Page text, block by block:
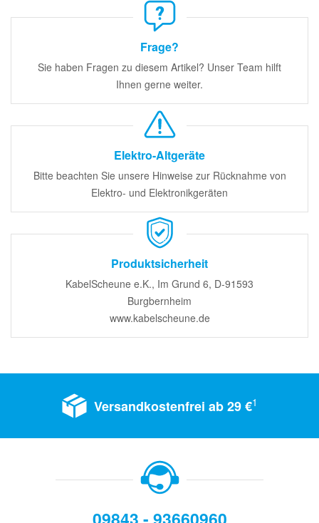
Frage?
Sie haben Fragen zu diesem Artikel? Unser Team hilft
Ihnen gerne weiter.
Elektro-Altgeräte
Bitte beachten Sie unsere Hinweise zur Rücknahme von
Elektro- und Elektronikgeräten
Produktsicherheit
KabelScheune e.K., Im Grund 6, D-91593
Burgbernheim
www.kabelscheune.de
Versandkostenfrei ab 29 €1